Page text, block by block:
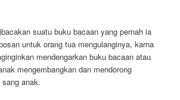
suatu buku bacaan yang pernah ia
untuk orang tua mengulanginya, karna
mendengarkan buku bacaan atau
mengembangkan dan mendorong
anak.